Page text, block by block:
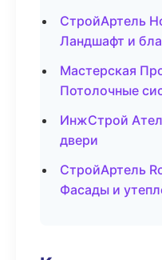
СтройАртель
Ландшафт и
Мастерская
Потолочные
ИнжСтрой
двери
СтройАртель
Фасады и